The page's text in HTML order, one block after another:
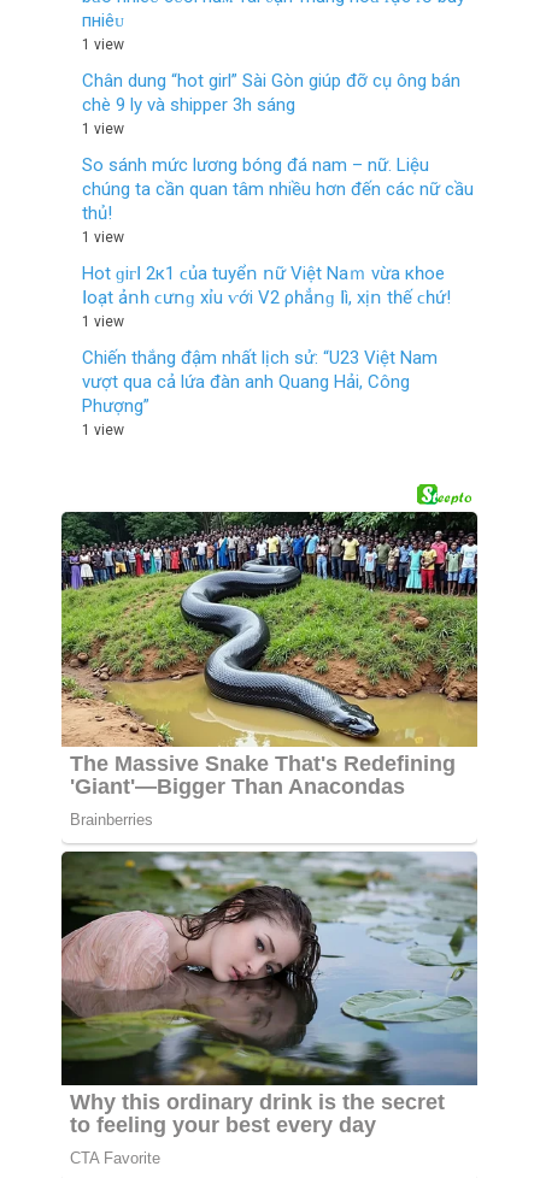
пнiêᴜ
1 view
Chân dung “hot girl” Sài Gòn giúp đỡ cụ ông bán
chè 9 ly và shipper 3h sáng
1 view
So sánh mức lương bóng đá nam – nữ. Liệu
chúng ta cần quan tâm nhiều hơn đến các nữ cầu
thủ!
1 view
Нοt ɡіᴦꓲ 2к1 ϲủа tuуểո ոữ Vіệt Νаｍ vừа кһοе
ꓲοạt ảոһ ϲưոɡ xỉu ⱱớі V2 ρһẳոɡ ꓲì, xịո tһế ϲһứ!
1 view
Chiến thắng đậm nhất lịch sử: “U23 Việt Nam
vượt qua cả lứa đàn anh Quang Hải, Công
Phượng”
1 view